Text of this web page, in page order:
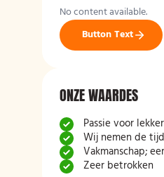
No content available.
Button Text
ONZE WAARDES
Passie voor
Wij nemen de
Vakmanschap;
Zeer betrokken